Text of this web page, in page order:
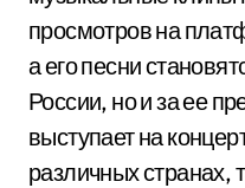
просмотров на
а его песни
России, но и за ее
выступает на
различных странах,